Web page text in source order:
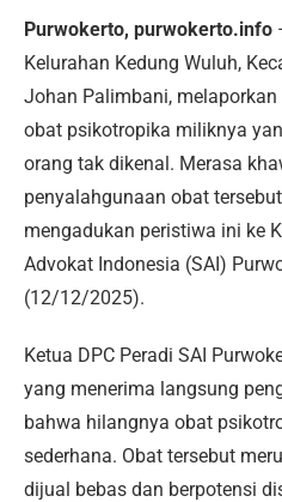
Purwokerto, purwokerto.info
Kelurahan Kedung Wuluh,
Johan Palimbani,
obat psikotropika miliknya
orang tak dikenal. Merasa
penyalahgunaan obat
mengadukan peristiwa ini ke
Advokat Indonesia (SAI)
(12/12/2025).
Ketua DPC Peradi SAI
yang menerima langsung
bahwa hilangnya obat
sederhana. Obat tersebut
dijual bebas dan berpotensi